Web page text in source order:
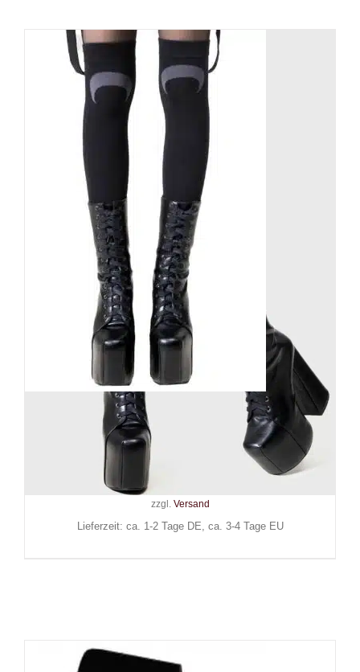
Killstar Kihilist Kniestrümpfe
Lunaloom
zzgl. Versand
Lieferzeit: ca. 1-2 Tage DE, ca. 3-4 Tage EU